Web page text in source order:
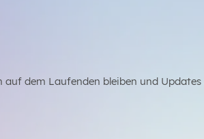
auf dem Laufenden bleiben und